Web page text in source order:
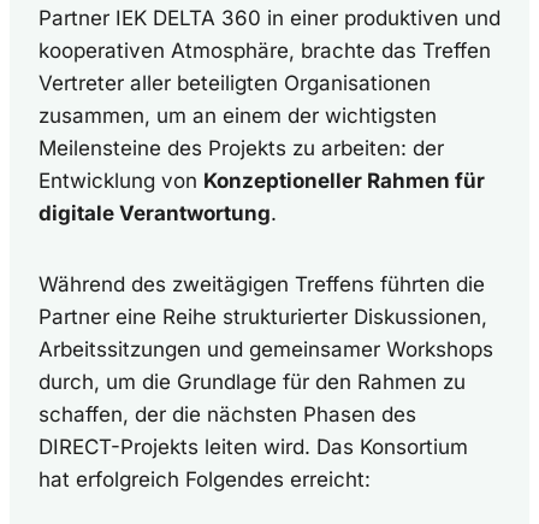
Partner IEK DELTA 360 in einer produktiven und
kooperativen Atmosphäre, brachte das Treffen
Vertreter aller beteiligten Organisationen
zusammen, um an einem der wichtigsten
Meilensteine des Projekts zu arbeiten: der
Entwicklung von Konzeptioneller Rahmen für
digitale Verantwortung.
Während des zweitägigen Treffens führten die
Partner eine Reihe strukturierter Diskussionen,
Arbeitssitzungen und gemeinsamer Workshops
durch, um die Grundlage für den Rahmen zu
schaffen, der die nächsten Phasen des
DIRECT-Projekts leiten wird. Das Konsortium
hat erfolgreich Folgendes erreicht: